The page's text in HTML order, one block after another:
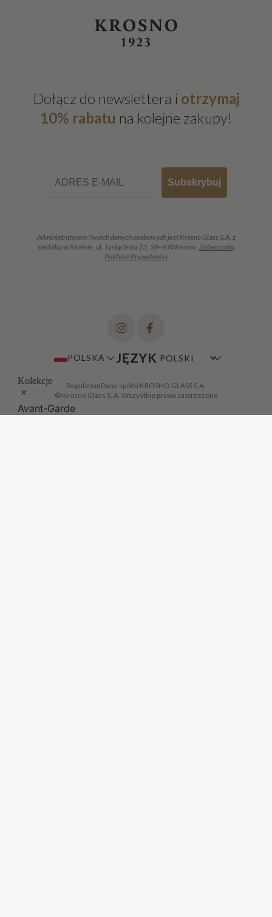
Kolekcje
Avant-Garde
Dołącz do newslettera i otrzymaj
10% rabatu na kolejne zakupy!
Subskrybuj
Administratorem Twoich danych osobowych jest Krosno Glass S.A. z
siedzibą w Krośnie, ul. Tysiąclecia 13, 38-400 Krosno. Zobacz całą
Politykę Prywatności
POLSKA JĘZYK
RegulaminDane spółki KROSNO GLASS S.A.
© Krosno Glass S. A. Wszystkie prawa zastrzezone